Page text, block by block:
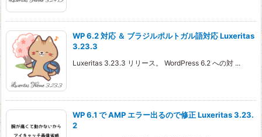
WP 6.2 対応 ＆ ブラジルポルトガル語対応 Luxeritas
3.23.3
Luxeritas 3.23.3 リリース。 WordPress 6.2 への対 ...
WP 6.1 で AMP エラー出るので修正 Luxeritas 3.23.
2